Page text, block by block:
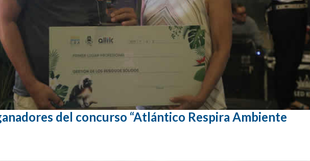
del concurso “Atlántico Respira Ambiente